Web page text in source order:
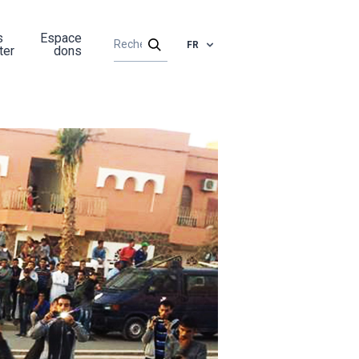
Espace
dons
FR